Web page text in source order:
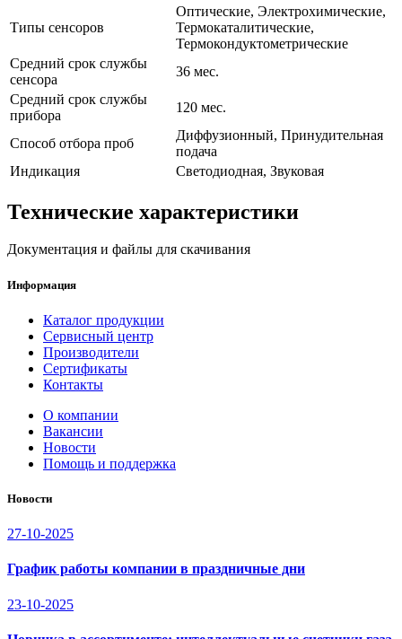
Типы сенсоров
Оптические, Электрохимические,
Термокаталитические,
Термокондуктометрические
Средний срок службы
сенсора
36 мес.
Средний срок службы
прибора
120 мес.
Способ отбора проб
Диффузионный, Принудительная
подача
Индикация
Светодиодная, Звуковая
Технические характеристики
Документация и файлы для скачивания
Информация
Каталог продукции
Сервисный центр
Производители
Сертификаты
Контакты
О компании
Вакансии
Новости
Помощь и поддержка
Новости
27-10-2025
График работы компании в праздничные дни
23-10-2025